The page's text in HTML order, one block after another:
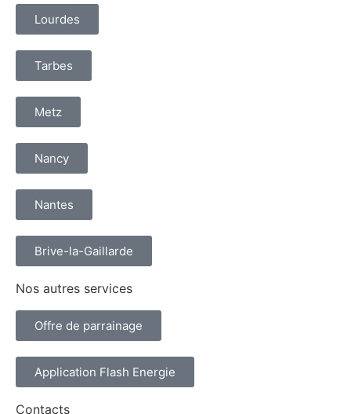
Lourdes
Tarbes
Metz
Nancy
Nantes
Brive-la-Gaillarde
Nos autres services
Offre de parrainage
Application Flash Energie
Contacts